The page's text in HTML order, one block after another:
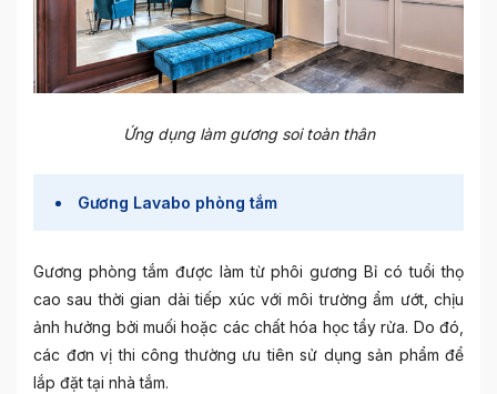
Ứng dụng làm gương soi toàn thân
Gương Lavabo phòng tắm
Gương phòng tắm được làm từ phôi gương Bỉ có tuổi thọ
cao sau thời gian dài tiếp xúc với môi trường ẩm ướt, chịu
ảnh hưởng bởi muối hoặc các chất hóa học tẩy rửa. Do đó,
các đơn vị thi công thường ưu tiên sử dụng sản phẩm để
lắp đặt tại nhà tắm.